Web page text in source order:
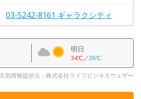
03-5242-8161 ギャラクシティ
明日
34℃／26℃
天気情報提供元：株式会社ライフビジネスウェザー